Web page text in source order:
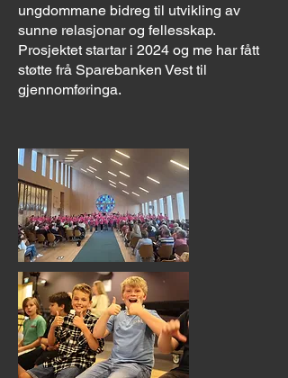
ungdommane bidreg til utvikling av
sunne relasjonar og fellesskap.
Prosjektet startar i 2024 og me har fått
støtte frå Sparebanken Vest til
gjennomføringa.